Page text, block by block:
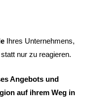
Ihres Unternehmens,
nur zu reagieren.
Angebots und
auf ihrem Weg in